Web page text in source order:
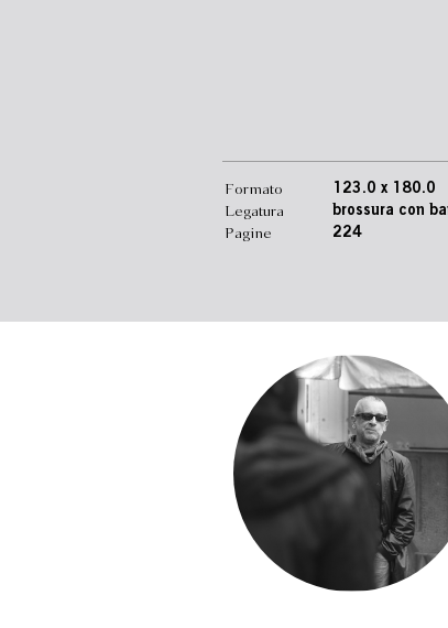
Formato
Legatura
Pagine
123.0 x 180.0
brossura con
224